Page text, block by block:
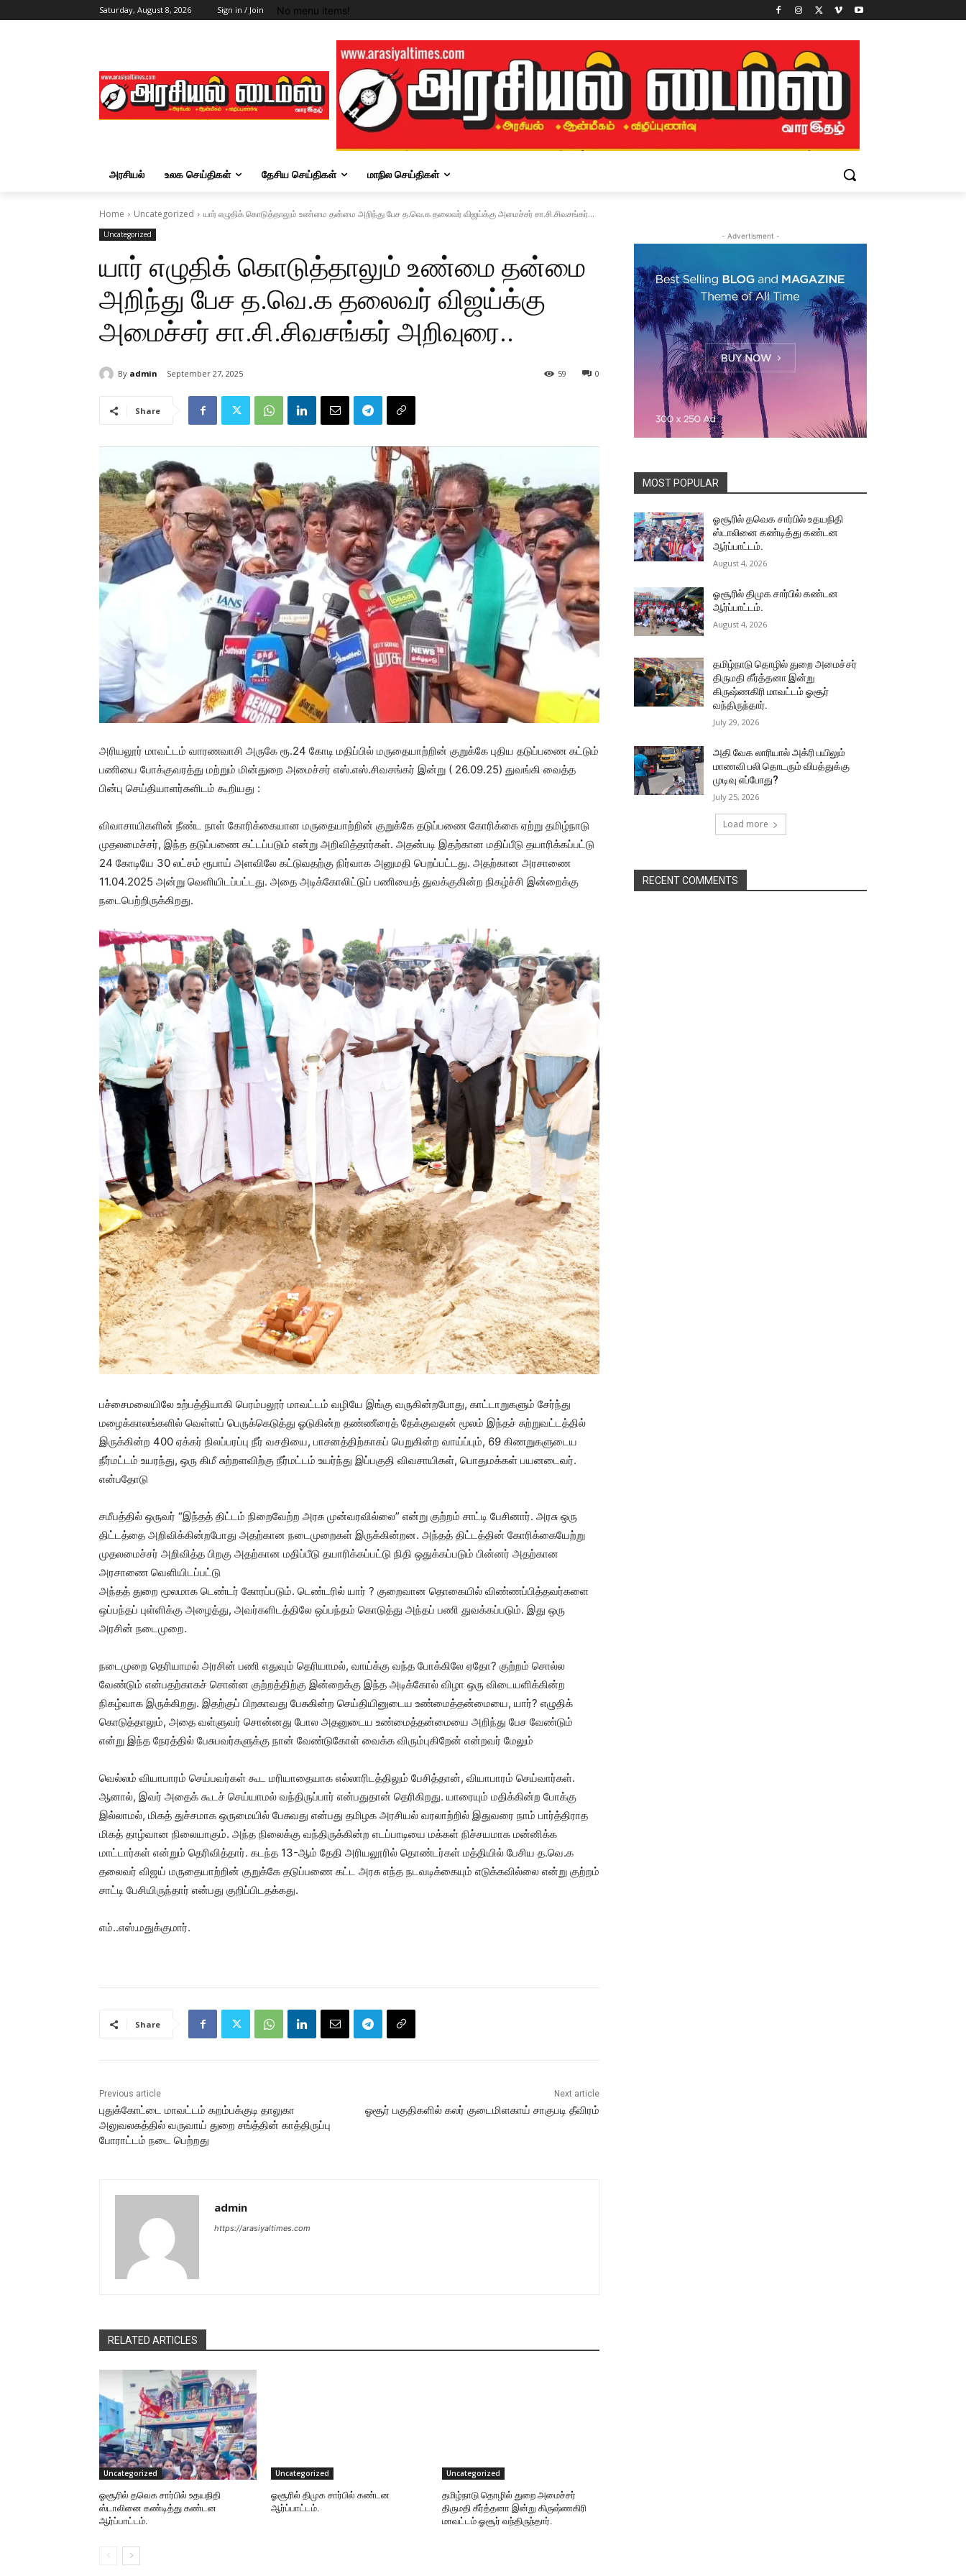
Saturday, August 8, 2026 Sign in / Join No menu items!
அரசியல் உலக செய்திகள் தேசிய செய்திகள் மாநில செய்திகள்
Home Uncategorized யார் எழுதிக் கொடுத்தாலும் உண்மை தன்மை அறிந்து பேச த.வெ.க தலைவர் விஜய்க்கு அமைச்சர் சா.சி.சிவசங்கர்...
Uncategorized
யார் எழுதிக் கொடுத்தாலும் உண்மை தன்மை
அறிந்து பேச த.வெ.க தலைவர் விஜய்க்கு
அமைச்சர் சா.சி.சிவசங்கர் அறிவுரை..
By admin September 27, 2025 0
59
Share
அரியலூர் மாவட்டம் வாரணவாசி அருகே ரூ.24 கோடி மதிப்பில் மருதையாற்றின் குறுக்கே புதிய தடுப்பணை கட்டும்
பணியை போக்குவரத்து மற்றும் மின்துறை அமைச்சர் எஸ்.எஸ்.சிவசங்கர் இன்று ( 26.09.25) துவங்கி வைத்த
பின்பு செய்தியாளர்களிடம் கூறியது :
விவாசாயிகளின் நீண்ட நாள் கோரிக்கையான மருதையாற்றின் குறுக்கே தடுப்பணை கோரிக்கை ஏற்று தமிழ்நாடு
முதலமைச்சர், இந்த தடுப்பணை கட்டப்படும் என்று அறிவித்தார்கள். அதன்படி இதற்கான மதிப்பீடு தயாரிக்கப்பட்டு
24 கோடியே 30 லட்சம் ரூபாய் அளவிலே கட்டுவதற்கு நிர்வாக அனுமதி பெறப்பட்டது. அதற்கான அரசாணை
11.04.2025 அன்று வெளியிடப்பட்டது. அதை அடிக்கோலிட்டுப் பணியைத் துவக்குகின்ற நிகழ்ச்சி இன்றைக்கு
நடைபெற்றிருக்கிறது.
பச்சைமலையிலே உற்பத்தியாகி பெரம்பலூர் மாவட்டம் வழியே இங்கு வருகின்றபோது, காட்டாறுகளும் சேர்ந்து
மழைக்காலங்களில் வெள்ளப் பெருக்கெடுத்து ஓடுகின்ற தண்ணீரைத் தேக்குவதன் மூலம் இந்தச் சுற்றுவட்டத்தில்
இருக்கின்ற 400 ஏக்கர் நிலப்பரப்பு நீர் வசதியை, பாசனத்திற்காகப் பெறுகின்ற வாய்ப்பும், 69 கிணறுகளுடைய
நீர்மட்டம் உயரந்து, ஒரு கிமீ சுற்றளவிற்கு நீர்மட்டம் உயர்ந்து இப்பகுதி விவசாயிகள், பொதுமக்கள் பயனடைவர்.
என்பதோடு
சமீபத்தில் ஒருவர் “இந்தத் திட்டம் நிறைவேற்ற அரசு முன்வரவில்லை” என்று குற்றம் சாட்டி பேசினார். அரசு ஒரு
திட்டத்தை அறிவிக்கின்றபோது அதற்கான நடைமுறைகள் இருக்கின்றன. அந்தத் திட்டத்தின் கோரிக்கையேற்று
முதலமைச்சர் அறிவித்த பிறகு அதற்கான மதிப்பீடு தயாரிக்கப்பட்டு நிதி ஒதுக்கப்படும் பின்னர் அதற்கான
அரசாணை வெளியிடப்பட்டு
அந்தத் துறை மூலமாக டெண்டர் கோரப்படும். டெண்டரில் யார் ? குறைவான தொகையில் விண்ணப்பித்தவர்களை
ஒப்பந்தப் புள்ளிக்கு அழைத்து, அவர்களிடத்திலே ஒப்பந்தம் கொடுத்து அந்தப் பணி துவக்கப்படும். இது ஒரு
அரசின் நடைமுறை.
நடைமுறை தெரியாமல் அரசின் பணி எதுவும் தெரியாமல், வாய்க்கு வந்த போக்கிலே ஏதோ? குற்றம் சொல்ல
வேண்டும் என்பதற்காகச் சொன்ன குற்றத்திற்கு இன்றைக்கு இந்த அடிக்கோல் விழா ஒரு விடையளிக்கின்ற
நிகழ்வாக இருக்கிறது. இதற்குப் பிறகாவது பேசுகின்ற செய்தியினுடைய உண்மைத்தன்மையை, யார்? எழுதிக்
கொடுத்தாலும், அதை வள்ளுவர் சொன்னது போல அதனுடைய உண்மைத்தன்மையை அறிந்து பேச வேண்டும்
என்று இந்த நேரத்தில் பேசுபவர்களுக்கு நான் வேண்டுகோள் வைக்க விரும்புகிறேன் என்றவர் மேலும்
வெல்லம் வியாபாரம் செய்பவர்கள் கூட மரியாதையாக எல்லாரிடத்திலும் பேசித்தான், வியாபாரம் செய்வார்கள்.
ஆனால், இவர் அதைக் கூடச் செய்யாமல் வந்திருப்பார் என்பதுதான் தெரிகிறது. யாரையும் மதிக்கின்ற போக்கு
இல்லாமல், மிகத் துச்சமாக ஒருமையில் பேசுவது என்பது தமிழக அரசியல் வரலாற்றில் இதுவரை நாம் பார்த்திராத
மிகத் தாழ்வான நிலையாகும். அந்த நிலைக்கு வந்திருக்கின்ற எடப்பாடியை மக்கள் நிச்சயமாக மன்னிக்க
மாட்டார்கள் என்றும் தெரிவித்தார். கடந்த 13-ஆம் தேதி அரியலூரில் தொண்டர்கள் மத்தியில் பேசிய த.வெ.க
தலைவர் விஜய் மருதையாற்றின் குறுக்கே தடுப்பணை கட்ட அரசு எந்த நடவடிக்கையும் எடுக்கவில்லை என்று குற்றம்
சாட்டி பேசியிருந்தார் என்பது குறிப்பிடதக்கது.
எம்..எஸ்.மதுக்குமார்.
Share
Previous article
புதுக்கோட்டை மாவட்டம் கறம்பக்குடி தாலுகா
அலுவலகத்தில் வருவாய் துறை சங்த்தின் காத்திருப்பு
போராட்டம் நடை பெற்றது
Next article
ஓசூர் பகுதிகளில் கலர் குடைமிளகாய் சாகுபடி தீவிரம்
admin
https://arasiyaltimes.com
RELATED ARTICLES
Uncategorized
ஓசூரில் தவெக சார்பில் உதயநிதி
ஸ்டாலினை கண்டித்து கண்டன
ஆர்ப்பாட்டம்.
Uncategorized
ஓசூரில் திமுக சார்பில் கண்டன
ஆர்ப்பாட்டம்.
Uncategorized
தமிழ்நாடு தொழில் துறை அமைச்சர்
திருமதி கீர்த்தனா இன்று கிருஷ்ணகிரி
மாவட்டம் ஓசூர் வந்திருந்தார்.
- Advertisment -
MOST POPULAR
ஓசூரில் தவெக சார்பில் உதயநிதி
ஸ்டாலினை கண்டித்து கண்டன
ஆர்ப்பாட்டம்.
August 4, 2026
ஓசூரில் திமுக சார்பில் கண்டன
ஆர்ப்பாட்டம்.
August 4, 2026
தமிழ்நாடு தொழில் துறை அமைச்சர்
திருமதி கீர்த்தனா இன்று
கிருஷ்ணகிரி மாவட்டம் ஓசூர்
வந்திருந்தார்.
July 29, 2026
அதி வேக லாரியால் அக்ரி பயிலும்
மாணவி பலி தொடரும் விபத்துக்கு
முடிவு எப்போது?
July 25, 2026
Load more
RECENT COMMENTS